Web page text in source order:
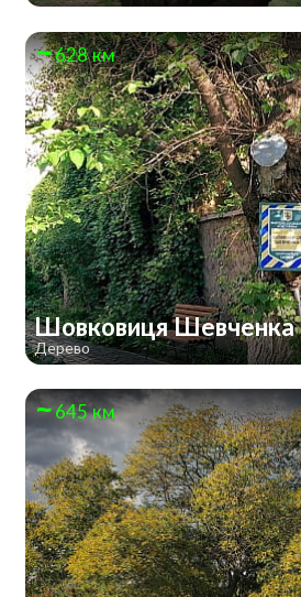
628 км
Шовковиця Шевченка
Дерево
645 км